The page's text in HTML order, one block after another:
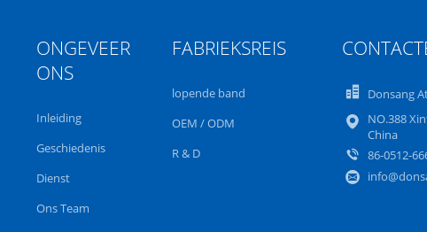
ONGEVEER
ONS
Inleiding
Geschiedenis
Dienst
Ons Team
FABRIEKSREIS
lopende band
OEM / ODM
R & D
Donsang
NO.388
China
86-0512-